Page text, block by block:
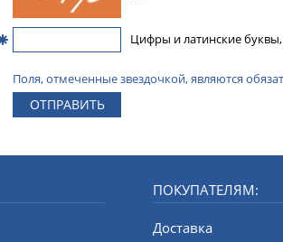
Цифры и латинские буквы,
Поля, отмеченные звездочкой, являются
ОТПРАВИТЬ
ПОКУПАТЕЛЯМ:
Доставка